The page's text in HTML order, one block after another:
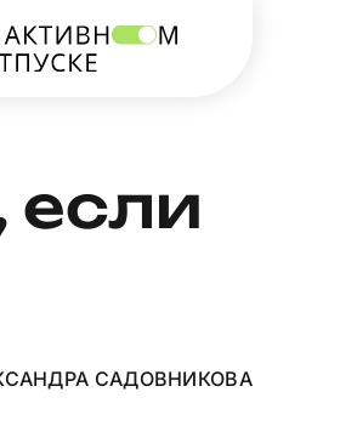
если
САДОВНИКОВА